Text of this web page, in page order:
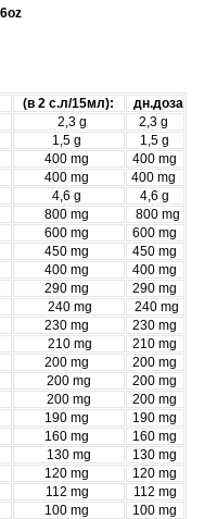
(в 2 с.л/15мл):
дн.доза
2,3 g
2,3 g
1,5 g
1,5 g
400 mg
400 mg
400 mg
400 mg
4,6 g
4,6 g
800 mg
800 mg
600 mg
600 mg
450 mg
450 mg
400 mg
400 mg
290 mg
290 mg
240 mg
240 mg
230 mg
230 mg
210 mg
210 mg
200 mg
200 mg
200 mg
200 mg
200 mg
200 mg
190 mg
190 mg
160 mg
160 mg
130 mg
130 mg
120 mg
120 mg
112 mg
112 mg
100 mg
100 mg